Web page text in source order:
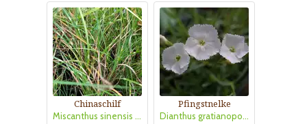
Chinaschilf
Miscanthus sinensis 'Strictus Dwarf'
Pfingstnelke
Dianthus gratianopolitanus 'La Bourboule White'